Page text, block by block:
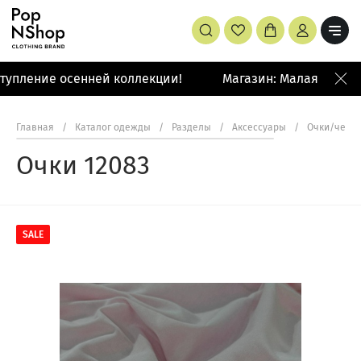
осенней коллекции! Магазин: Малая
Главная / Каталог одежды / Разделы / Аксессуары / Очки/
Очки 12083
SALE